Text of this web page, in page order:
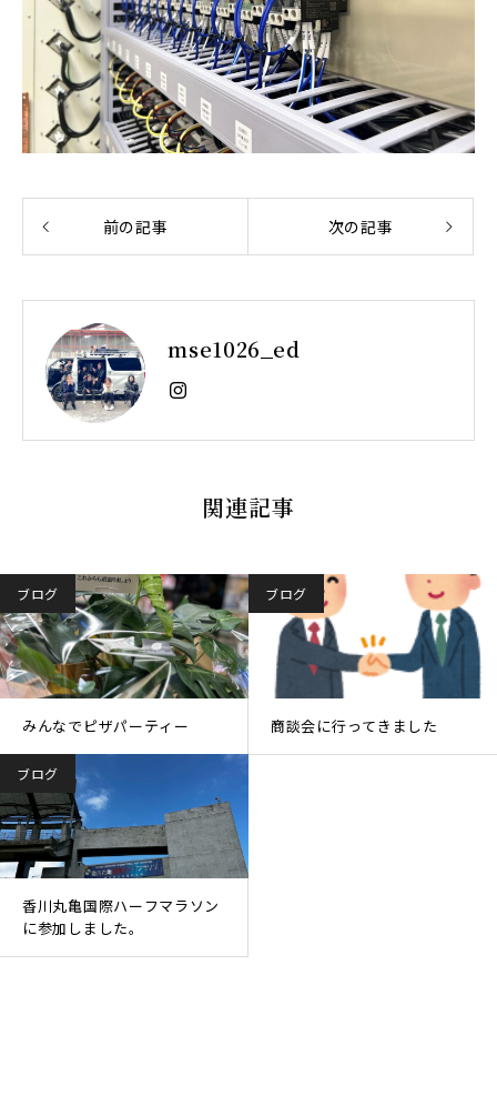
前の記事 次の記事
mse1026_ed
関連記事
ブログ
みんなでピザパーティー
ブログ
商談会に行ってきました
ブログ
香川丸亀国際ハーフマラソン
に参加しました。